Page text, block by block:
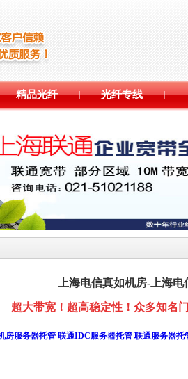
精品光纤 | 光纤专线 |
上海电信真如机房-上海
超大带宽！超高稳定性！众多知名
房服务器托管 联通IDC服务器托管 联通服务器托